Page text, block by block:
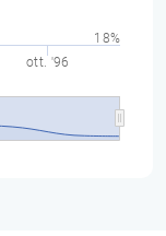
ott. '96
18%